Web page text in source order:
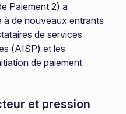
Paiement 2) a
à de nouveaux entrants
de services
(AISP) et les
de paiement
et pression